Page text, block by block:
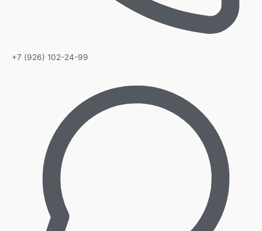
+7 (926) 102-24-99